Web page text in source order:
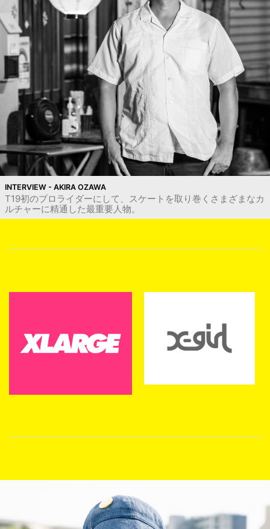
INTERVIEW - AKIRA OZAWA
T19初のプロライダーにして、スケートを取り巻くさまざまなカ
ルチャーに精通した最重要人物。